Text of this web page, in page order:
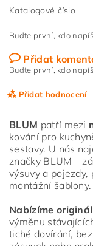
Katalogové číslo
Buďte první, kdo
Přidat
Buďte první, kdo
Přidat hodnocení
BLUM patří mezi
kování pro
sestavy. U nás
značky BLUM –
výsuvy a
montážní šablony.
Nabízíme
výměnu
tiché dovírání,